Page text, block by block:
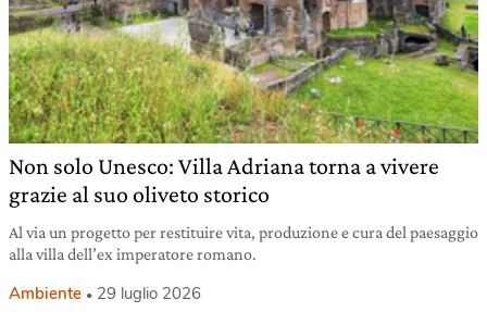
Non solo Unesco: Villa Adriana torna a vivere
grazie al suo oliveto storico
Al via un progetto per restituire vita, produzione e cura del paesaggio
alla villa dell’ex imperatore romano.
Ambiente 29 luglio 2026